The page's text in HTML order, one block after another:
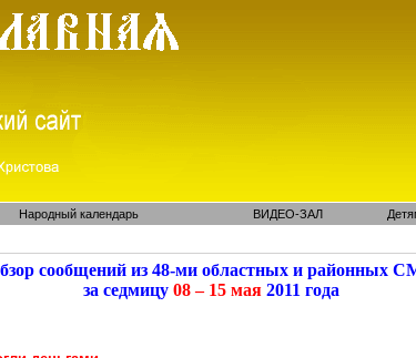
Народный календарь ВИДЕО-ЗАЛ
сообщений из 48-ми областных и районных
за седмицу08 – 15 мая2011 года